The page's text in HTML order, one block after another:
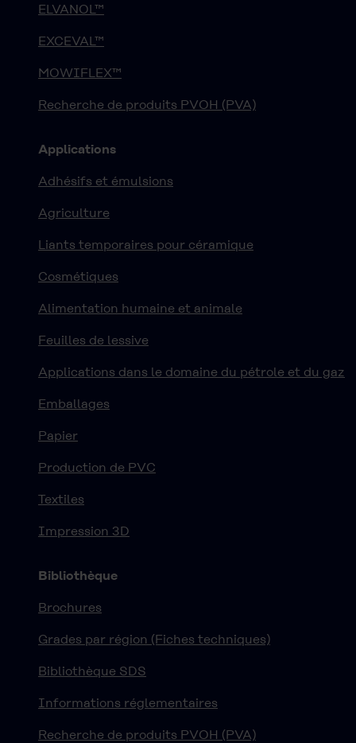
ELVANOL™
EXCEVAL™
MOWIFLEX™
Recherche de produits PVOH (PVA)
Applications
Adhésifs et émulsions
Agriculture
Liants temporaires pour céramique
Cosmétiques
Alimentation humaine et animale
Feuilles de lessive
Applications dans le domaine du pétrole et du gaz
Emballages
Papier
Production de PVC
Textiles
Impression 3D
Bibliothèque
Brochures
Grades par région (Fiches techniques)
Bibliothèque SDS
Informations réglementaires
Recherche de produits PVOH (PVA)